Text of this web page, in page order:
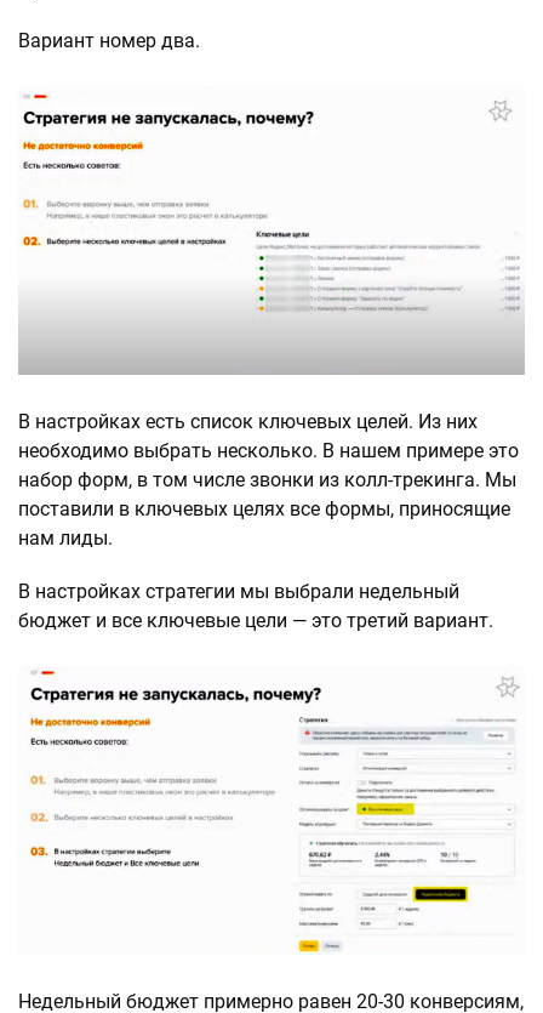
Вариант номер два.
В настройках есть список ключевых целей. Из них
необходимо выбрать несколько. В нашем примере это
набор форм, в том числе звонки из колл-трекинга. Мы
поставили в ключевых целях все формы, приносящие
нам лиды.
В настройках стратегии мы выбрали недельный
бюджет и все ключевые цели — это третий вариант.
Недельный бюджет примерно равен 20-30 конверсиям,